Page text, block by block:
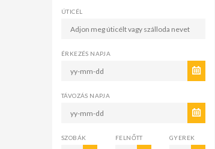
ÚTICÉL
ÉRKEZÉS NAPJA
TÁVOZÁS NAPJA
SZOBÁK FELNŐTT GYEREK